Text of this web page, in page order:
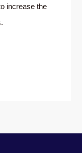
increase the